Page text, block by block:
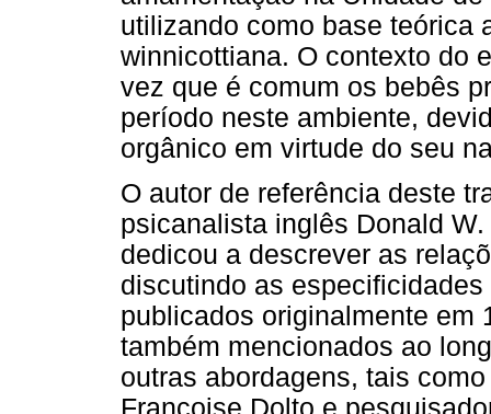
utilizando como base teórica
winnicottiana. O contexto do
vez que é comum os bebês
período neste ambiente,
orgânico em virtude do seu
O autor de referência deste
psicanalista inglês Donald
dedicou a descrever as
discutindo as
publicados originalmente em
também mencionados ao
outras abordagens, tais